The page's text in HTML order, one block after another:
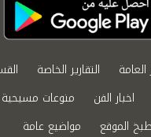
العامة التقارير الخاصة
اخبار الفن
منوعات مسيحية
الموقع مواضيع عامة